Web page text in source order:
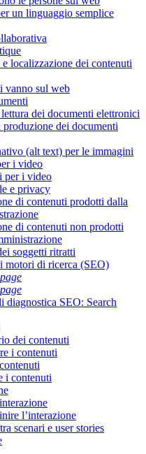
un linguaggio semplice
localizzazione dei contenuti
vanno sul web
dei documenti elettronici
dei documenti
(alt text) per le immagini
i video
per i video
e privacy
di contenuti prodotti dalla
di contenuti non prodotti
soggetti ritratti
motori di ricerca (SEO)
diagnostica SEO: Search
dei contenuti
i contenuti
i contenuti
l’interazione
scenari e user stories